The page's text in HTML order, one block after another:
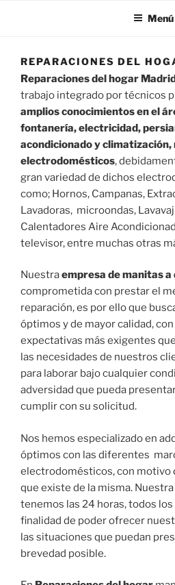
Menú
REPARACIONES DEL
Reparaciones del hogar
trabajo integrado por técnicos
amplios conocimientos en el
fontanería, electricidad,
acondicionado y climatización,
electrodomésticos,
gran variedad de dichos
como; Hornos, Campanas,
Lavadoras, microondas,
Calentadores Aire
televisor, entre muchas otras
Nuestraempresa de manitas a
comprometida con prestar el
reparación, es por ello que
óptimos y de mayor calidad,
expectativas más exigentes
las necesidades de nuestros
para laborar bajo cualquier
adversidad que pueda
cumplir con su solicitud.
Nos hemos especializado en
óptimos con las diferentes
electrodomésticos, con motivo
que existe de la misma.
tenemos las 24 horas, todos los
finalidad de poder ofrecer
las situaciones que puedan
brevedad posible.